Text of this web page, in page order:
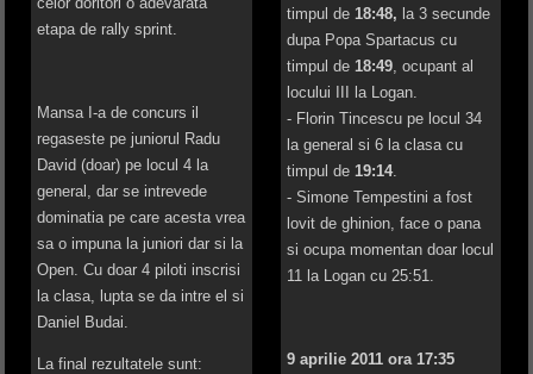
etapa de rally sprint.
Mansa I-a de concurs il
regaseste pe juniorul Radu
David (doar) pe locul 4 la
general, dar se intrevede
dominatia pe care acesta vrea
sa o impuna la juniori dar si la
Open. Cu doar 4 piloti inscrisi
la clasa, lupta se da intre el si
Daniel Budai.
La final rezultatele sunt:
timpul de 18:48, la 3 secunde
dupa Popa Spartacus cu
timpul de 18:49, ocupant al
locului III la Logan.
- Florin Tincescu pe locul 34
la general si 6 la clasa cu
timpul de 19:14.
- Simone Tempestini a fost
lovit de ghinion, face o pana
si ocupa momentan doar locul
11 la Logan cu 25:51.
9 aprilie 2011 ora 17:35